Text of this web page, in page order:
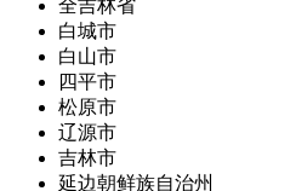
全吉林省
白城市
白山市
四平市
松原市
辽源市
吉林市
延边朝鲜族自治州